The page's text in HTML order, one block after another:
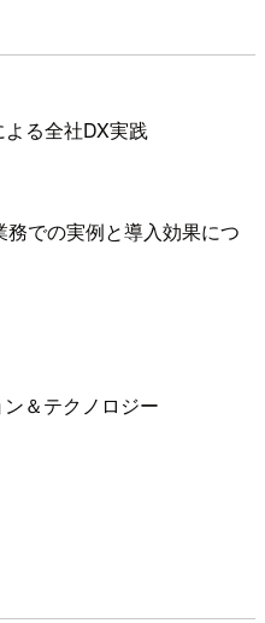
る全社DX実践
での実例と導入効果につ
＆テクノロジー